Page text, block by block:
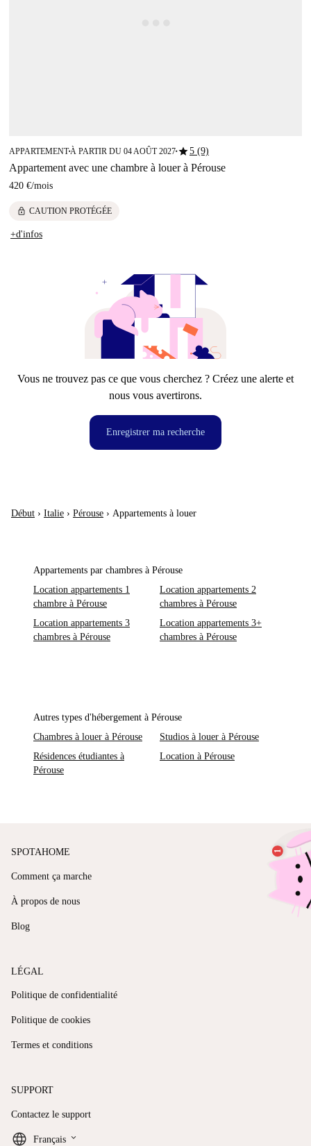
APPARTEMENT■À PARTIR DU 04 AOÛT 2027■star5 (9)
Appartement avec une chambre à louer à Pérouse
420 €/mois
lock CAUTION PROTÉGÉE
+d'infos
Vous ne trouvez pas ce que vous cherchez ? Créez une alerte et
nous vous avertirons.
Enregistrer ma recherche
Début › Italie › Pérouse › Appartements à louer
Appartements par chambres à Pérouse
Location appartements 1
chambre à Pérouse
Location appartements 2
chambres à Pérouse
Location appartements 3
chambres à Pérouse
Location appartements 3+
chambres à Pérouse
Autres types d'hébergement à Pérouse
Chambres à louer à Pérouse
Studios à louer à Pérouse
Résidences étudiantes à
Pérouse
Location à Pérouse
SPOTAHOME
Comment ça marche
À propos de nous
Blog
LÉGAL
Politique de confidentialité
Politique de cookies
Termes et conditions
SUPPORT
Contactez le support
Français keyboard_arrow_down